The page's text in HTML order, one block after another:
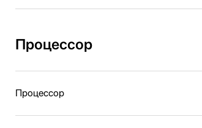
Процессор
Процессор